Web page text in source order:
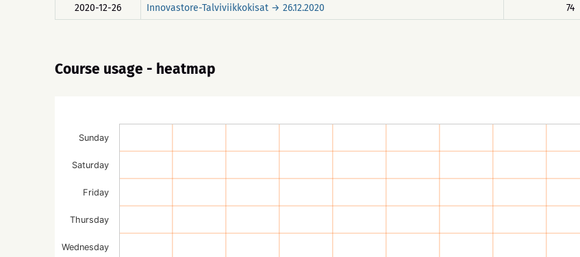
2020-12-26
Innovastore-Talviviikkokisat → 26.12.2020 74
Course usage - heatmap
Wednesday
Thursday
Friday
Saturday
Sunday